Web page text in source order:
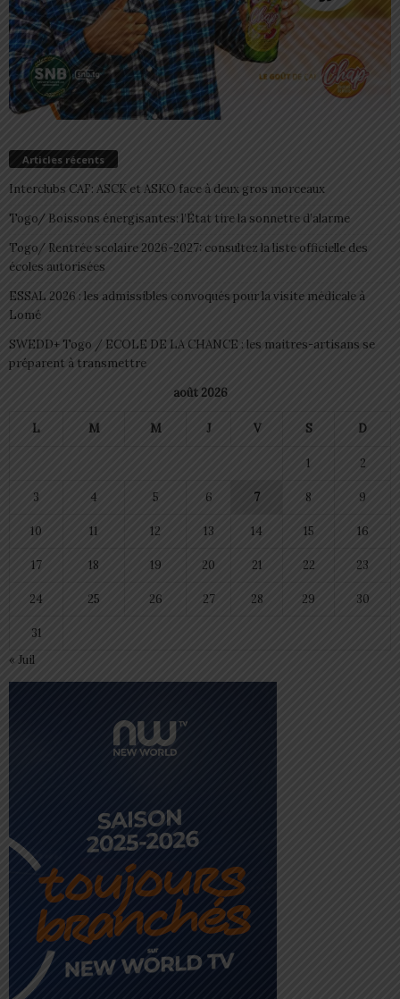
Articles récents
Interclubs CAF: ASCK et ASKO face à deux gros morceaux
Togo/ Boissons énergisantes: l’État tire la sonnette d’alarme
Togo/ Rentrée scolaire 2026-2027: consultez la liste officielle des
écoles autorisées
ESSAL 2026 : les admissibles convoqués pour la visite médicale à
Lomé
SWEDD+ Togo / ECOLE DE LA CHANCE : les maitres-artisans se
préparent à transmettre
août 2026
L M M J V S D
1 2
3 4 5 6 7 8 9
10 11 12 13 14 15 16
17 18 19 20 21 22 23
24 25 26 27 28 29 30
31
« Juil